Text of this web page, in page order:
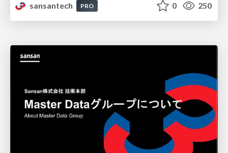
sansantech PRO 0 250